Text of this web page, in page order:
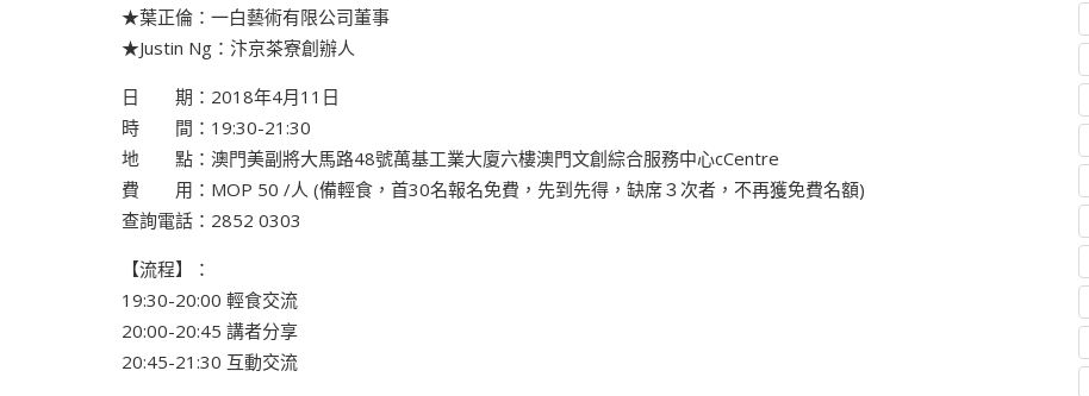
★葉正倫：一白藝術有限公司董事
★Justin Ng：汴京茶寮創辦人
日 期：2018年4月11日
時 間：19:30-21:30
地 點：澳門美副將大馬路48號萬基工業大廈六樓澳門文創綜合服務中心cCentre
費 用：MOP 50 /人 (備輕食，首30名報名免費，先到先得，缺席３次者，不再獲免費名額)
查詢電話：2852 0303
【流程】：
19:30-20:00 輕食交流
20:00-20:45 講者分享
20:45-21:30 互動交流